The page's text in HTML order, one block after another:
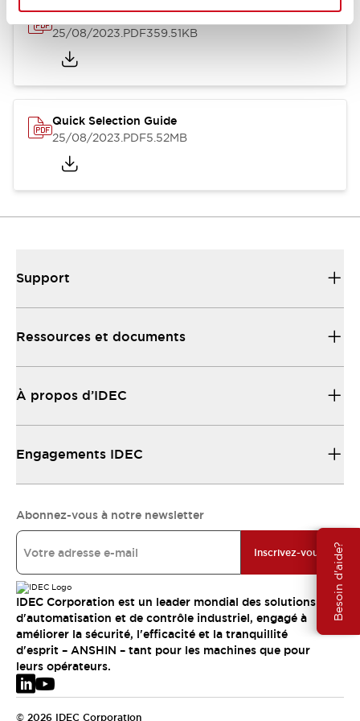
Besoin d'aide?
Relay Family Brochure
25/08/2023.PDF359.51KB
Quick Selection Guide
25/08/2023.PDF5.52MB
Support
Ressources et documents
À propos d’IDEC
Engagements IDEC
Abonnez-vous à notre newsletter
Inscrivez-vous
IDEC Corporation est un leader mondial des solutions
d'automatisation et de contrôle industriel, engagé à
améliorer la sécurité, l'efficacité et la tranquillité
d'esprit – ANSHIN – tant pour les machines que pour
leurs opérateurs.
© 2026 IDEC Corporation